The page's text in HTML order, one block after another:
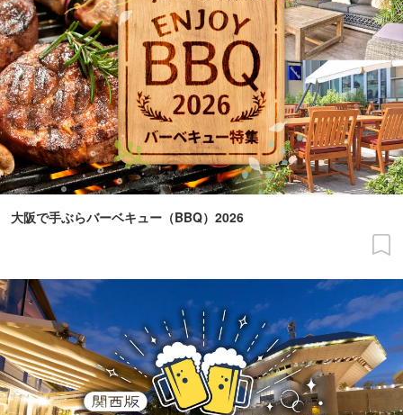
大阪で手ぶらバーベキュー（BBQ）2026